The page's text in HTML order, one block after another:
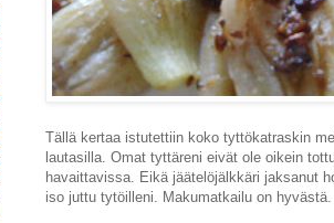
Tällä kertaa istutettiin koko tyttökatraskin
lautasilla. Omat tyttäreni eivät ole oikein
havaittavissa. Eikä jäätelöjälkkäri jaksanut
iso juttu tytöilleni. Makumatkailu on hyvästä.